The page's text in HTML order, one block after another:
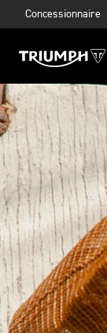
Concessionnaire